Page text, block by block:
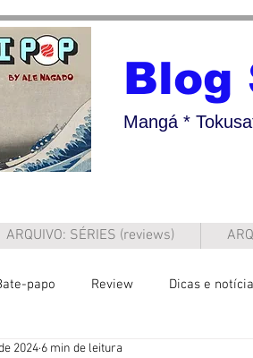
Blog
Mangá *
ARQUIVO: SÉRIES (reviews)
papo Review Dicas e
2024 6 min de leitura